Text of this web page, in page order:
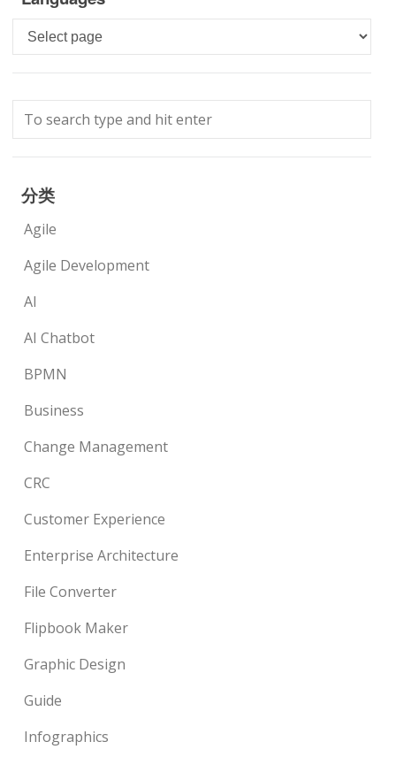
Languages
分类
Agile
Agile Development
AI
AI Chatbot
BPMN
Business
Change Management
CRC
Customer Experience
Enterprise Architecture
File Converter
Flipbook Maker
Graphic Design
Guide
Infographics